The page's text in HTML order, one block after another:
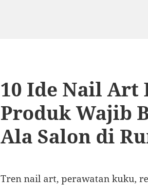
10 Ide Nail Art
Produk Wajib
Ala Salon di
Tren nail art, perawatan kuku,